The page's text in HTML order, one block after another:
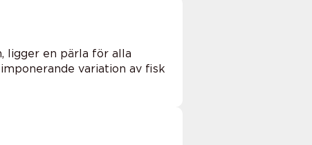
ligger en pärla för alla
variation av fisk